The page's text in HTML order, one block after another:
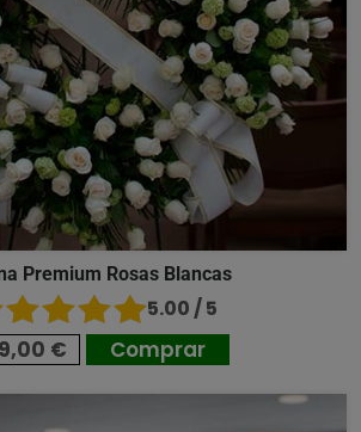
Premium Rosas Blancas
5.00 / 5
€ Comprar